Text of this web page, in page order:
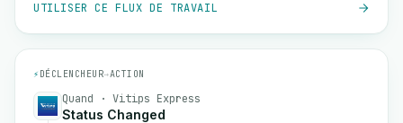
UTILISER CE FLUX DE TRAVAIL
⚡ DÉCLENCHEUR→ACTION
Quand · Vitips Express
Status Changed